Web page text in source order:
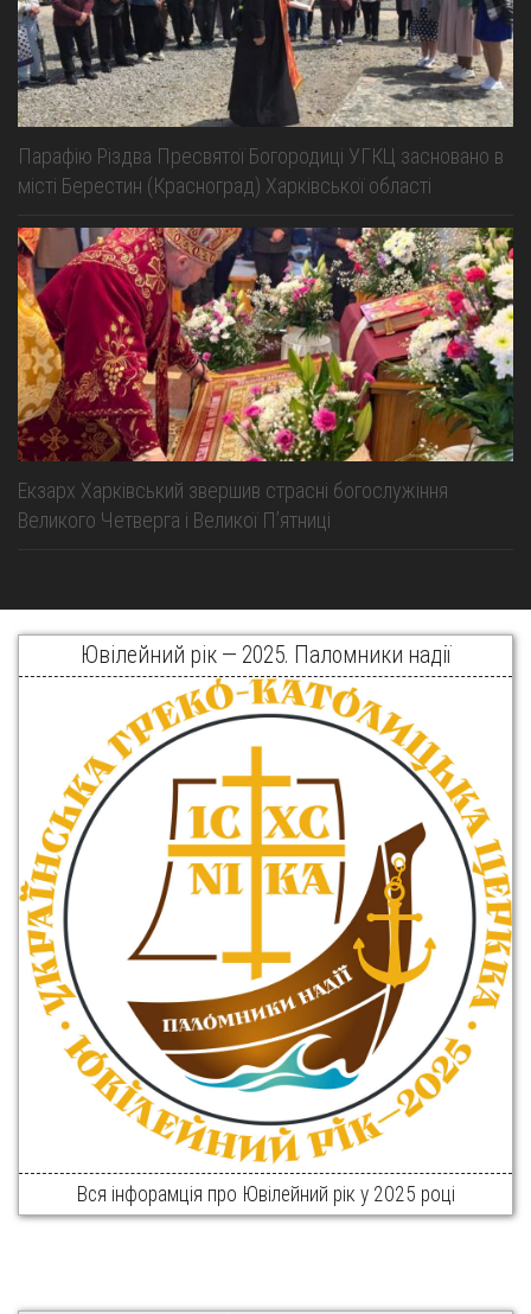
Парафію Різдва Пресвятої Богородиці УГКЦ засновано в
місті Берестин (Красноград) Харківської області
Екзарх Харківський звершив страсні богослужіння
Великого Четверга і Великої Пʼятниці
Ювілейний рік — 2025. Паломники надії
Вся інфорамція про Ювілейний рік у 2025 році